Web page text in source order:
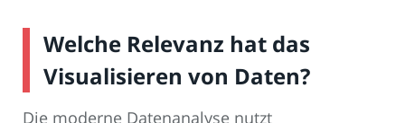
Welche Relevanz hat das
Visualisieren von Daten?
Die moderne Datenanalyse nutzt